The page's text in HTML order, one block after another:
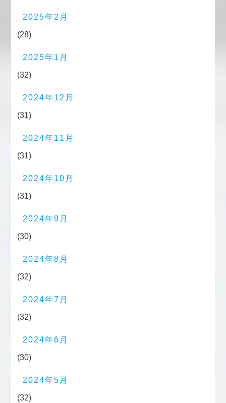
2025年2月
(28)
2025年1月
(32)
2024年12月
(31)
2024年11月
(31)
2024年10月
(31)
2024年9月
(30)
2024年8月
(32)
2024年7月
(32)
2024年6月
(30)
2024年5月
(32)